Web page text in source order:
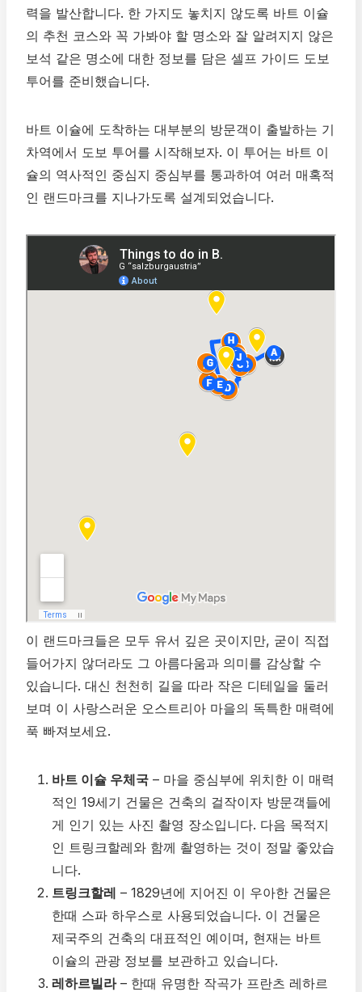
력을 발산합니다. 한 가지도 놓치지 않도록 바트 이슐
의 추천 코스와 꼭 가봐야 할 명소와 잘 알려지지 않은
보석 같은 명소에 대한 정보를 담은 셀프 가이드 도보
투어를 준비했습니다.
바트 이슐에 도착하는 대부분의 방문객이 출발하는 기
차역에서 도보 투어를 시작해보자. 이 투어는 바트 이
슐의 역사적인 중심지 중심부를 통과하여 여러 매혹적
인 랜드마크를 지나가도록 설계되었습니다.
이 랜드마크들은 모두 유서 깊은 곳이지만, 굳이 직접
들어가지 않더라도 그 아름다움과 의미를 감상할 수
있습니다. 대신 천천히 길을 따라 작은 디테일을 둘러
보며 이 사랑스러운 오스트리아 마을의 독특한 매력에
푹 빠져보세요.
바트 이슐 우체국 – 마을 중심부에 위치한 이 매력
적인 19세기 건물은 건축의 걸작이자 방문객들에
게 인기 있는 사진 촬영 장소입니다. 다음 목적지
인 트링크할레와 함께 촬영하는 것이 정말 좋았습
니다.
트링크할레 – 1829년에 지어진 이 우아한 건물은
한때 스파 하우스로 사용되었습니다. 이 건물은
제국주의 건축의 대표적인 예이며, 현재는 바트
이슐의 관광 정보를 보관하고 있습니다.
레하르빌라– 한때 유명한 작곡가 프란츠 레하르